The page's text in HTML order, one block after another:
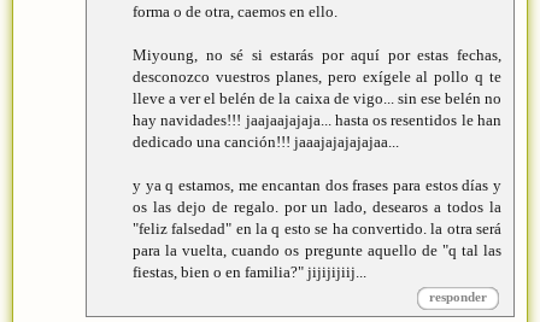
forma o de otra, caemos en ello.
Miyoung, no sé si estarás por aquí por estas fechas,
desconozco vuestros planes, pero exígele al pollo q te
lleve a ver el belén de la caixa de vigo... sin ese belén no
hay navidades!!! jaajaajajaja... hasta os resentidos le han
dedicado una canción!!! jaaajajajajajaa...
y ya q estamos, me encantan dos frases para estos días y
os las dejo de regalo. por un lado, desearos a todos la
"feliz falsedad" en la q esto se ha convertido. la otra será
para la vuelta, cuando os pregunte aquello de "q tal las
fiestas, bien o en familia?" jijijijiij...
responder